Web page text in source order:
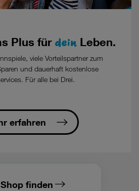
Plus für dein Leben.
viele Vorteilspartner zum
und dauerhaft kostenlose
Für alle bei Drei.
erfahren
finden